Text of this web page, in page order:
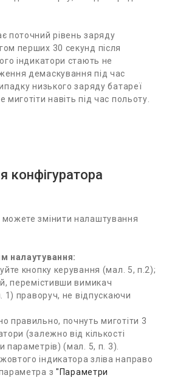
поточний рівень заряду
перших 30 секунд після
індикатори стають не
демаскування під час
низького заряду батареї
миготіти навіть під час польоту.
конфігуратора
змінити налаштування
налаyтування:
кнопку керування (мал. 5, п.2);
перемістивши вимикач
праворуч, не відпускаючи
правильно, почнуть миготіти 3
(залежно від кількості
параметрів) (мал. 5, п. 3).
індикатора зліва направо
з "Параметри